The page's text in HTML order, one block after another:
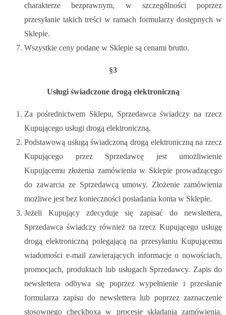
charakterze bezprawnym, w szczególności poprzez
przesyłanie takich treści w ramach formularzy dostępnych w
Sklepie.
Wszystkie ceny podane w Sklepie są cenami brutto.
§3
Usługi świadczone drogą elektroniczną
Za pośrednictwem Sklepu, Sprzedawca świadczy na rzecz
Kupującego usługi drogą elektroniczną.
Podstawową usługą świadczoną drogą elektroniczną na rzecz
Kupującego przez Sprzedawcę jest umożliwienie
Kupującemu złożenia zamówienia w Sklepie prowadzącego
do zawarcia ze Sprzedawcą umowy. Złożenie zamówienia
możliwe jest bez konieczności posiadania konta w Sklepie.
Jeżeli Kupujący zdecyduje się zapisać do newslettera,
Sprzedawca świadczy również na rzecz Kupującego usługę
drogą elektroniczną polegającą na przesyłaniu Kupującemu
wiadomości e-mail zawierających informacje o nowościach,
promocjach, produktach lub usługach Sprzedawcy. Zapis do
newslettera odbywa się poprzez wypełnienie i przesłanie
formularza zapisu do newslettera lub poprzez zaznaczenie
stosownego checkboxa w procesie składania zamówienia.